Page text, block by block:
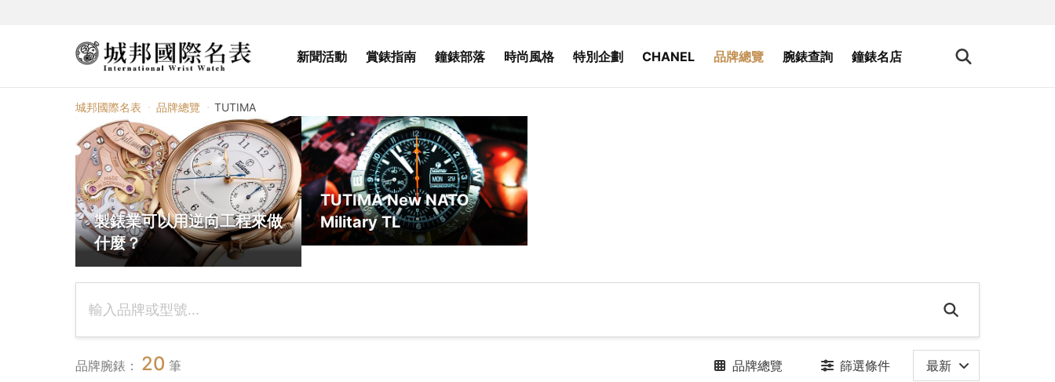
新聞活動 賞錶指南 鐘錶部落 時尚風格 特別企劃 CHANEL 品牌總覽 腕錶查詢 鐘錶名店
城邦國際名表 品牌總覽 TUTIMA
製錶業可以用逆向工程來做
什麼？
TUTIMA New NATO
Military TL
品牌腕錶： 20 筆 品牌總覽 篩選條件 最新